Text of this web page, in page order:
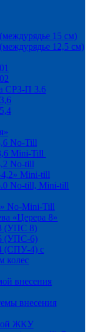
15 см)
12,5 см)
СРЗ-П 3.6
No-Till
Mini-Till
No-till
Mini-till
No-till, Mini-till
No-Mini-Till
«Церера 8»
(УПС 8)
(УПС-6)
(СПУ-4) с
колес
внесения
внесения
ЖКУ